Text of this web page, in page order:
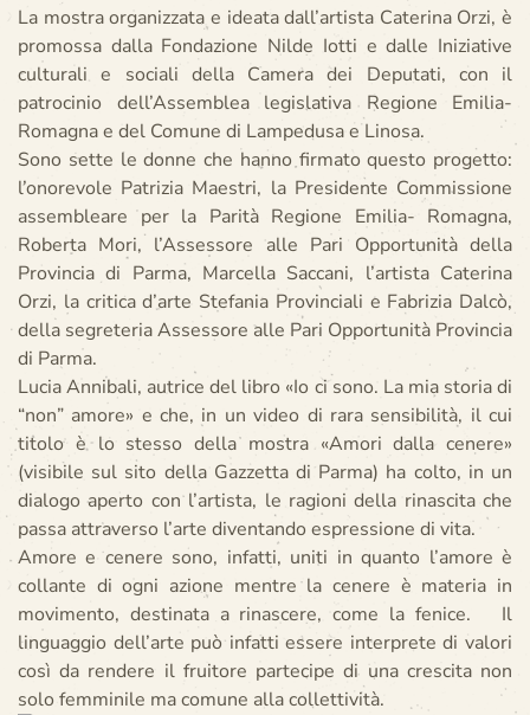
La mostra organizzata e ideata dall’artista Caterina Orzi, è
promossa dalla Fondazione Nilde Iotti e dalle Iniziative
culturali e sociali della Camera dei Deputati, con il
patrocinio dell’Assemblea legislativa Regione Emilia-
Romagna e del Comune di Lampedusa e Linosa.
Sono sette le donne che hanno firmato questo progetto:
l’onorevole Patrizia Maestri, la Presidente Commissione
assembleare per la Parità Regione Emilia- Romagna,
Roberta Mori, l’Assessore alle Pari Opportunità della
Provincia di Parma, Marcella Saccani, l’artista Caterina
Orzi, la critica d’arte Stefania Provinciali e Fabrizia Dalcò,
della segreteria Assessore alle Pari Opportunità Provincia
di Parma.
Lucia Annibali, autrice del libro «Io ci sono. La mia storia di
“non” amore» e che, in un video di rara sensibilità, il cui
titolo è lo stesso della mostra «Amori dalla cenere»
(visibile sul sito della Gazzetta di Parma) ha colto, in un
dialogo aperto con l’artista, le ragioni della rinascita che
passa attraverso l’arte diventando espressione di vita.
Amore e cenere sono, infatti, uniti in quanto l’amore è
collante di ogni azione mentre la cenere è materia in
movimento, destinata a rinascere, come la fenice. Il
linguaggio dell’arte può infatti essere interprete di valori
così da rendere il fruitore partecipe di una crescita non
solo femminile ma comune alla collettività.